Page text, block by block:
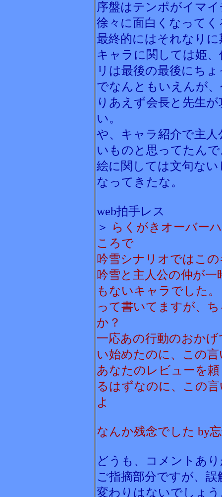
序盤はテンポがイマ
徐々に面白くなってく
最終的にはそれなり
キャラに関しては姫
リは最後の最後にち
でなんともいえんが
りあえず会長と先生
い。
や、キャラ紹介で主
いものと思ってたん
絵に関しては文句な
なってきたな。
web拍手レス
＞
らくがきオーバー
ころで
吟雪シナリオではこ
吟雪と主人公の仲が
もないキャラでした。
って書いてますが、
か？
一応あの行動のおか
い始めたのに、この
あなたのレビューを
るはずなのに、この
よ
なんか残念でした by
どうも、コメントあ
ご指摘部分ですが、
変わりはないでしょ